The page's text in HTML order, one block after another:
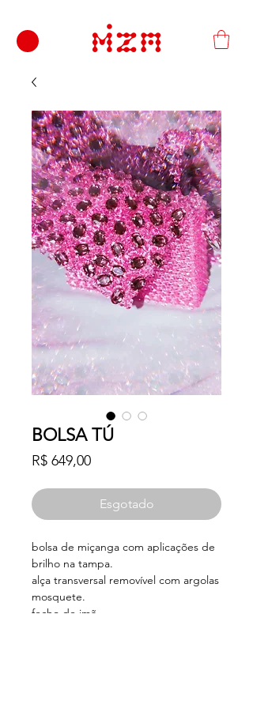
BOLSA TÚ
R$ 649,00Preço
Esgotado
bolsa de miçanga com aplicações de
brilho na tampa.
alça transversal removível com argolas
mosquete.
fecho de imã.